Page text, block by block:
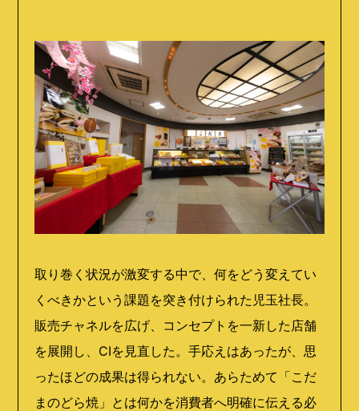
取り巻く状況が激変する中で、何をどう変えてい
くべきかという課題を突き付けられた児玉社長。
販売チャネルを広げ、コンセプトを一新した店舗
を展開し、 CIを見直した。手応えはあったが、思
ったほどの成果は得られない。あらためて「こだ
まのどら焼」とは何かを消費者へ明確に伝える必